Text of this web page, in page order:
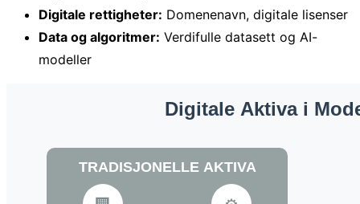
Digitale rettigheter: Domenenavn, digitale lisenser
Data og algoritmer: Verdifulle datasett og AI-
modeller